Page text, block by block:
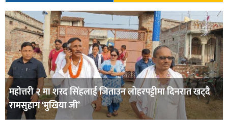
स्वास्थ्य
महोत्तरी २ मा शरद सिंहलाई जिताउन लोहरपट्टीमा दिनरात खट्दै
रामसुहाग ‘मुखिया जी’